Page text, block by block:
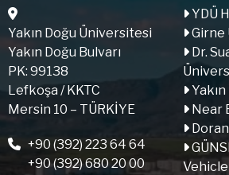
Yakın Doğu Üniversitesi
Yakın Doğu Bulvarı
PK: 99138
Lefkoşa / KKTC
Mersin 10 – TÜRKİYE
+90 (392) 223 64 64
+90 (392) 680 20 00
YDÜ
Girne
Dr.
Near
Vehicle